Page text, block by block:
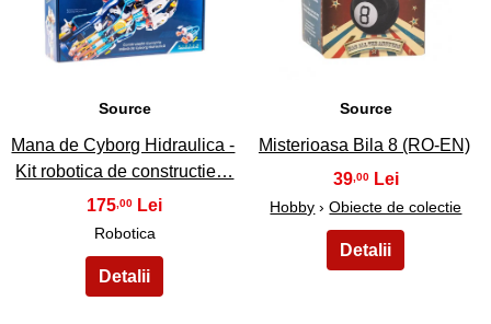
27
Source
Mana de Cyborg Hidraulica -
Kit robotica de constructie…
175 ,00
Robotica
28
Source
Misterioasa Bila 8 (RO-EN)
39,00
Hobby ›Obiecte de colectie